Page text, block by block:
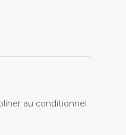
au conditionnel